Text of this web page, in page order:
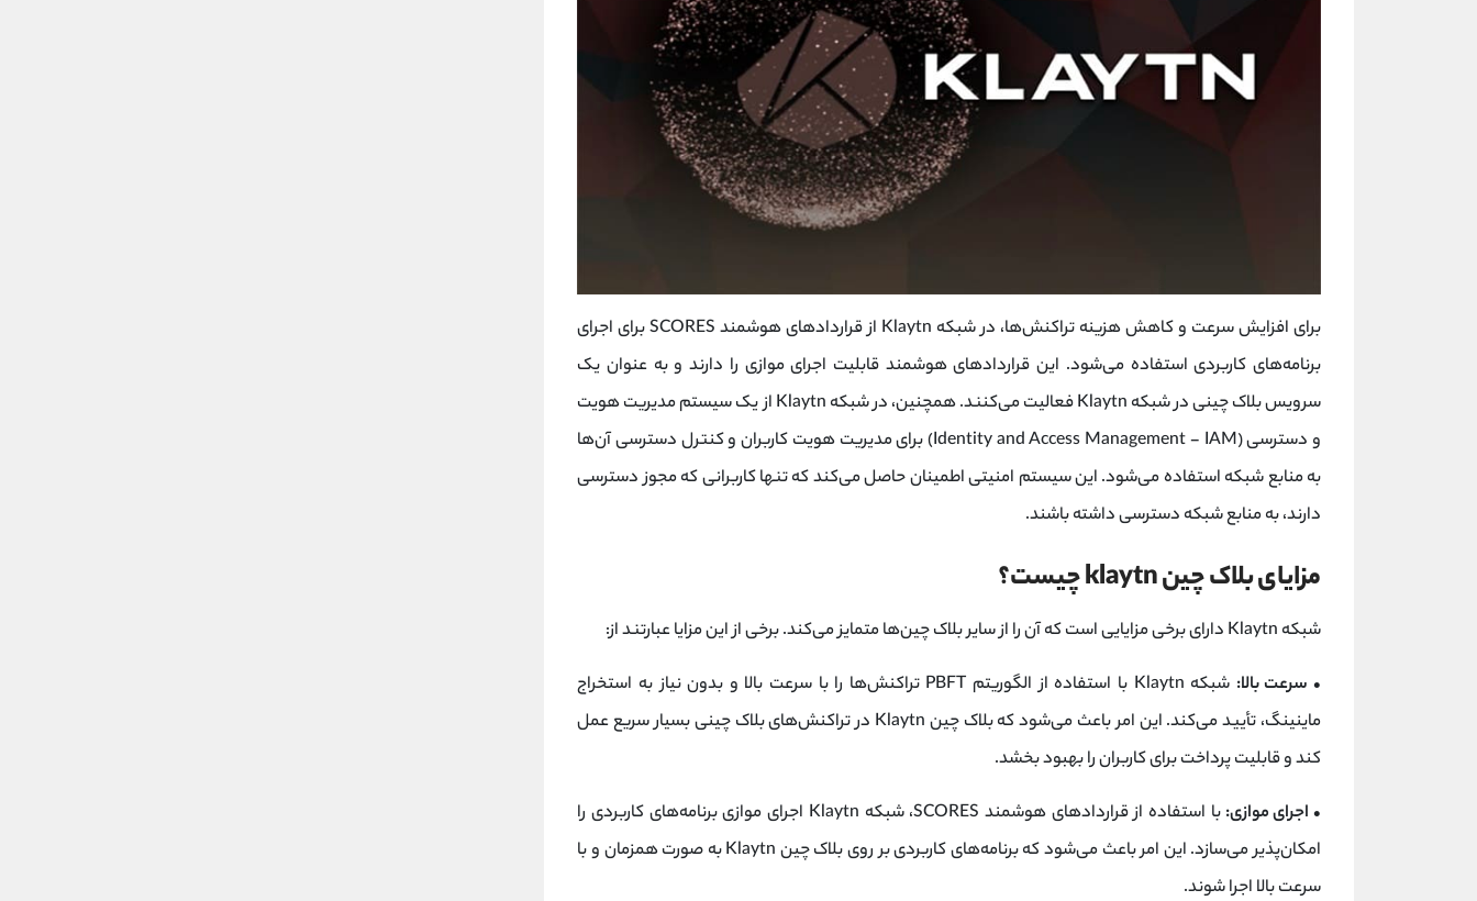
برای افزایش سرعت و کاهش هزینه تراکنش‌ها، در شبکه Klaytn از قراردادهای هوشمند SCORES برای اجرای
برنامه‌های کاربردی استفاده می‌شود. این قراردادهای هوشمند قابلیت اجرای موازی را دارند و به عنوان یک
سرویس بلاک چینی در شبکه Klaytn فعالیت می‌کنند. همچنین، در شبکه Klaytn از یک سیستم مدیریت هویت
و دسترسی (Identity and Access Management - IAM) برای مدیریت هویت کاربران و کنترل دسترسی آن‌ها
به منابع شبکه استفاده می‌شود. این سیستم امنیتی اطمینان حاصل می‌کند که تنها کاربرانی که مجوز دسترسی
دارند، به منابع شبکه دسترسی داشته باشند.
مزایای بلاک چین klaytn چیست؟
شبکه Klaytn دارای برخی مزایایی است که آن را از سایر بلاک چین‌ها متمایز می‌کند. برخی از این مزایا عبارتند از:
• سرعت بالا:
شبکه Klaytn با استفاده از الگوریتم PBFT تراکنش‌ها را با سرعت بالا و بدون نیاز به استخراج
ماینینگ، تأیید می‌کند. این امر باعث می‌شود که بلاک چین Klaytn در تراکنش‌های بلاک چینی بسیار سریع عمل
کند و قابلیت پرداخت برای کاربران را بهبود بخشد.
• اجرای موازی:
با استفاده از قراردادهای هوشمند SCORES، شبکه Klaytn اجرای موازی برنامه‌های کاربردی را
امکان‌پذیر می‌سازد. این امر باعث می‌شود که برنامه‌های کاربردی بر روی بلاک چین Klaytn به صورت همزمان و با
سرعت بالا اجرا شوند.